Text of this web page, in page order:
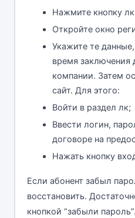
Нажмите кнопку
Откройте окно
Укажите те
время заключения
компании. Затем
сайт. Для этого:
Войти в раздел лк;
Ввести логин,
договоре на
Нажать кнопку
Если абонент забыл
восстановить.
кнопкой “забыли